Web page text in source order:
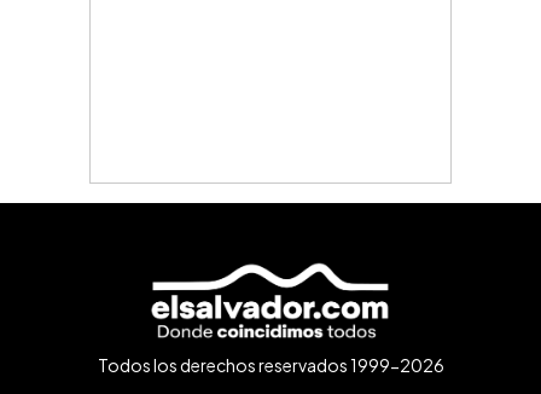
Todos los derechos reservados 1999-2026